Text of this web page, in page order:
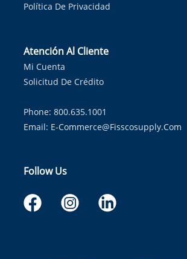
Política De Privacidad
Atención Al Cliente
Mi Cuenta
Solicitud De Crédito
Phone: 800.635.1001
Email: E-Commerce@fisscosupply.com
Follow Us